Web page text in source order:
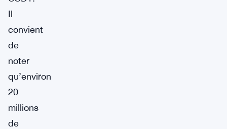
Il
convient
de
noter
qu’environ
20
millions
de